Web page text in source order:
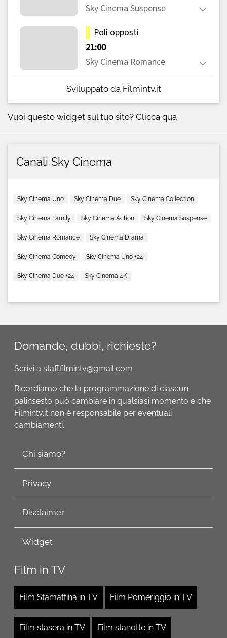
Sviluppato da Filmintv.it
Vuoi questo widget sul tuo sito? Clicca qua
Canali Sky Cinema
Sky Cinema Uno Sky Cinema Due Sky Cinema Collection
Sky Cinema Family Sky Cinema Action Sky Cinema Suspense
Sky Cinema Romance Sky Cinema Drama
Sky Cinema Comedy Sky Cinema Uno +24
Sky Cinema Due +24 Sky Cinema 4K
Domande, dubbi, richieste?
Scrivi a staff.filmintv@gmail.com
Ricordiamo che la programmazione di ciascun
palinsesto può cambiare in qualsiasi momento e che
Filmintv.it non è responsabile per eventuali
cambiamenti.
Chi siamo?
Privacy
Disclaimer
Widget
Film in TV
Film Stamattina in TV Film Pomeriggio in TV
Film stasera in TV Film stanotte in TV